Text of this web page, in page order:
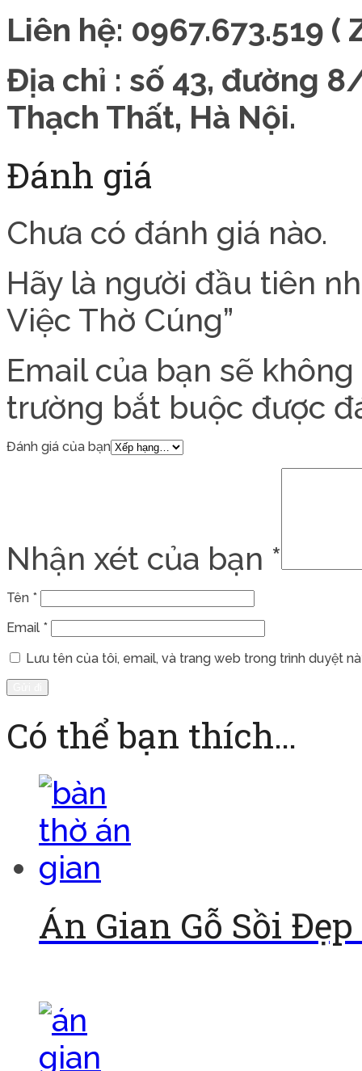
Liên hệ: 0967.673.519 (
Địa chỉ : số 43, đường
Thạch Thất, Hà Nội.
Đánh giá
Chưa có đánh giá nào.
Hãy là người đầu tiên
Việc Thờ Cúng”
Email của bạn sẽ
trường bắt buộc được
Đánh giá của bạn
Nhận xét của bạn *
Tên *
Email *
Lưu tên của tôi, email, và trang web trong trình duyệt
Có thể bạn thích…
Án Gian Gỗ Sồi